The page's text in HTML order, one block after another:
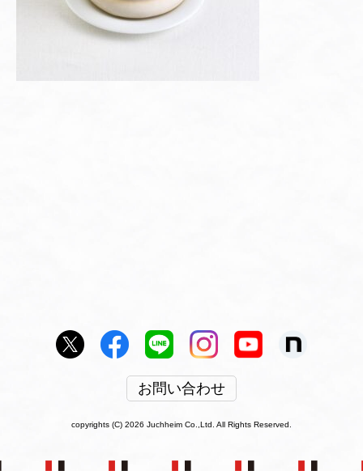
お問い合わせ
copyrights (C) 2026 Juchheim Co.,Ltd. All Rights Reserved.